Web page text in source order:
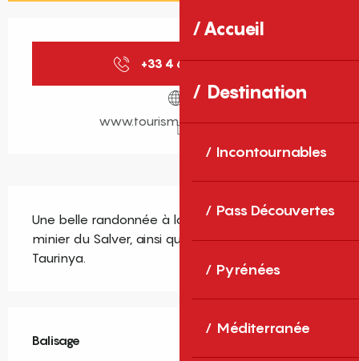
Accueil
Destination
Incontournables
Pass Découvertes
Pyrénées
Méditerranée
Ouverture et coordonnées
+33 4 68 05 41▒▒
www.tourisme-canigo.com
Une belle randonnée à la découverte du site
minier du Salver, ainsi que du patrimoine de
Taurinya.
Balisage